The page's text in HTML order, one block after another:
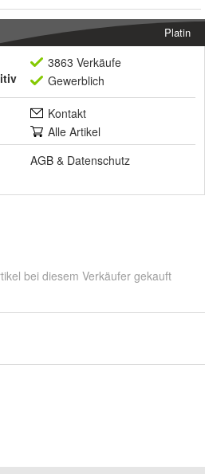
Platin
3863 Verkäufe
Gewerblich
Kontakt
Alle Artikel
AGB & Datenschutz
bei diesem Verkäufer gekauft